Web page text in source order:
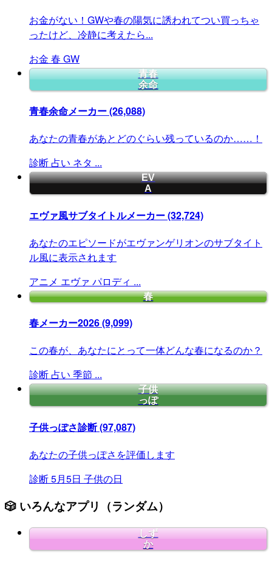
お金がない！GWや春の陽気に誘われてつい買っちゃ
ったけど、冷静に考えたら...
お金 春 GW
青春
余命
青春余命メーカー(26,088)
あなたの青春があとどのぐらい残っているのか……！
診断 占い ネタ ...
EV
A
エヴァ風サブタイトルメーカー(32,724)
あなたのエピソードがエヴァンゲリオンのサブタイト
ル風に表示されます
アニメ エヴァ パロディ ...
春
春メーカー2026(9,099)
この春が、あなたにとって一体どんな春になるのか？
診断 占い 季節 ...
子供
っぽ
子供っぽさ診断(97,087)
あなたの子供っぽさを評価します
診断5月5日 子供の日
🎲 いろんなアプリ（ランダム）
しず
か